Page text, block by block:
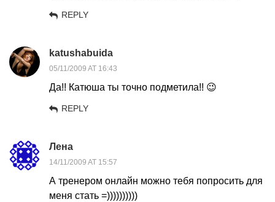
REPLY
katushabuida
05/11/2009 AT 16:43
Да!! Катюша ты точно подметила!! 😉
REPLY
Лена
14/11/2009 AT 15:57
А тренером онлайн можно тебя попросить для
меня стать =))))))))))